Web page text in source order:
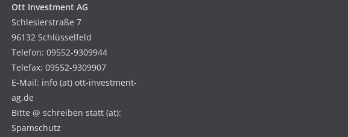
Ott Investment AG
Schlesierstraße 7
96132 Schlüsselfeld
Telefon: 09552-9309944
Telefax: 09552-9309907
E-Mail: info (at) ott-investment-
ag.de
Bitte @ schreiben statt (at):
Spamschutz